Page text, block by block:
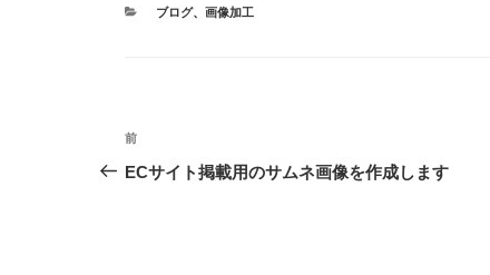
カ
ブログ、 画像加工
投
稿
前
の
前
ECサイト掲載用のサムネ画像を作成します